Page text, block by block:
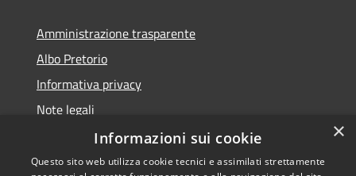
Amministrazione trasparente
Albo Pretorio
Informativa privacy
Note legali
Dichiarazione di accessibilità
×
Informazioni sui cookie
Questo sito web utilizza cookie tecnici e assimilati strettamente